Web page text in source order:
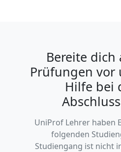
Bereite dich
Prüfungen vor
Hilfe bei
UniProf Lehrer haben
folgenden
Studiengang ist nicht